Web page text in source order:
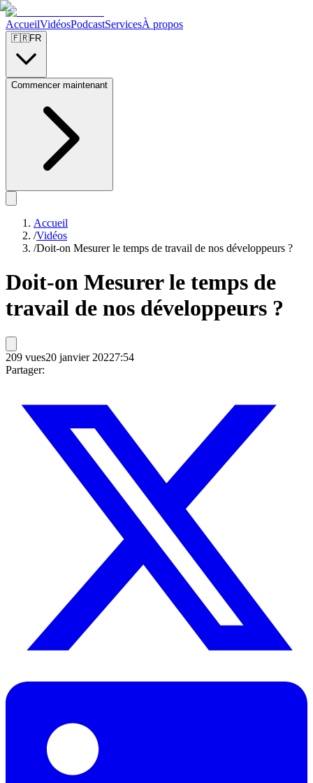
AccueilVidéosPodcastServicesÀ propos
🇫🇷FR
Commencer maintenant
Accueil
/Vidéos
/Doit-on Mesurer le temps de travail de nos développeurs ?
Doit-on Mesurer le temps de
travail de nos développeurs ?
209 vues20 janvier 20227:54
Partager: